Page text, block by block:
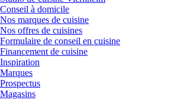
Conseil à domicile
Nos marques de cuisine
Nos offres de cuisines
Formulaire de conseil en cuisine
Financement de cuisine
Inspiration
Marques
Prospectus
Magasins